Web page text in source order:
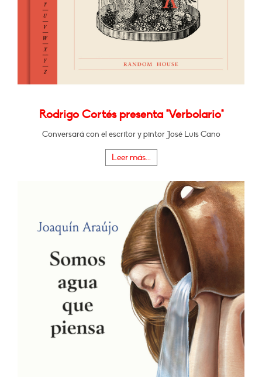
Rodrigo Cortés presenta "Verbolario"
Conversará con el escritor y pintor José Luis Cano
Leer más...